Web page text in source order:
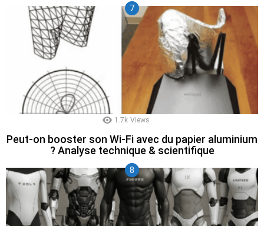
1.7k Views
Peut-on booster son Wi-Fi avec du papier aluminium
? Analyse technique & scientifique